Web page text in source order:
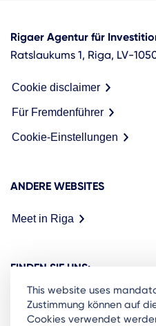
Rigaer Agentur für
Ratslaukums 1, Riga, LV-
Cookie disclaimer
Für Fremdenführer
Cookie-Einstellungen
ANDERE WEBSITES
Meet in Riga
FINDEN SIE UNS:
This website uses
Zustimmung können auf
Cookies verwendet